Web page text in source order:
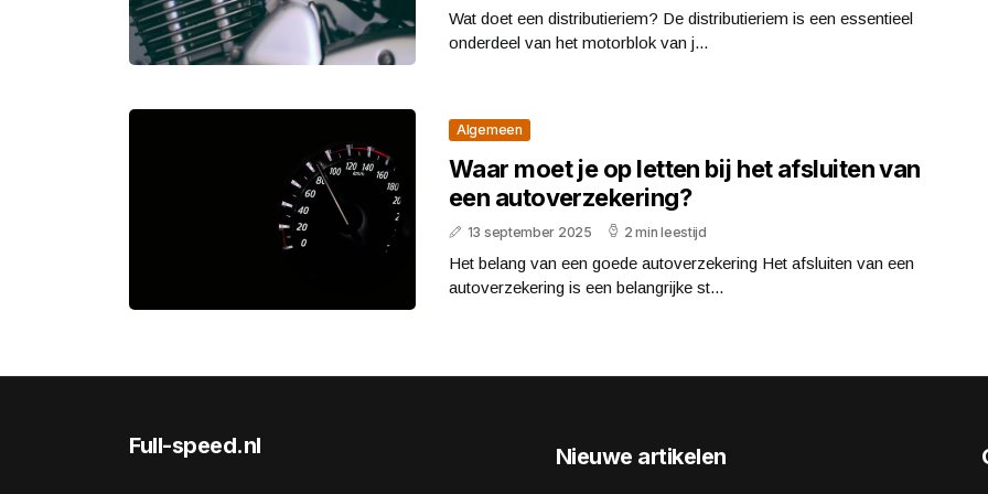
Wat doet een distributieriem? De distributieriem is een essentieel
onderdeel van het motorblok van j...
Algemeen
Waar moet je op letten bij het afsluiten van
een autoverzekering?
13 september 2025 2 min leestijd
Het belang van een goede autoverzekering Het afsluiten van een
autoverzekering is een belangrijke st...
Full-speed.nl Nieuwe artikelen